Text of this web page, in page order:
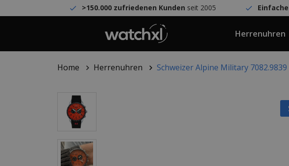
>150.000 zufriedenen Kunden seit 2005
Herrenuhren
Home Herrenuhren Schweizer Alpine Military